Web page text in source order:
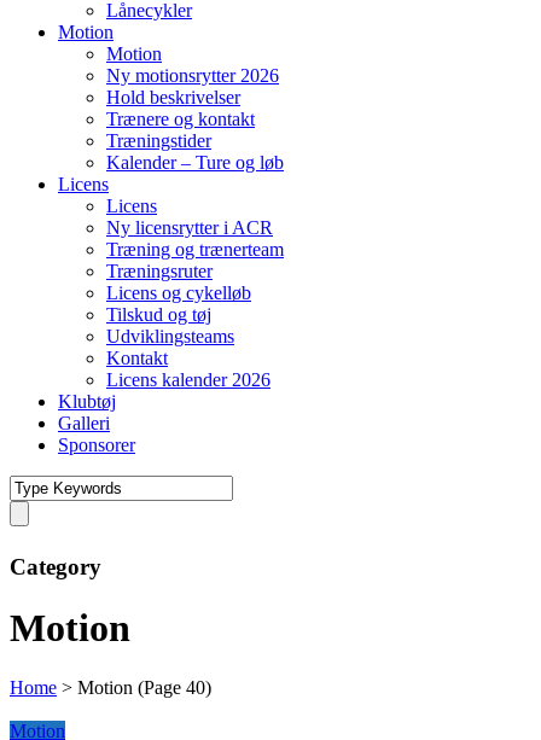
Lånecykler
Motion
Motion
Ny motionsrytter 2026
Hold beskrivelser
Trænere og kontakt
Træningstider
Kalender – Ture og løb
Licens
Licens
Ny licensrytter i ACR
Træning og trænerteam
Træningsruter
Licens og cykelløb
Tilskud og tøj
Udviklingsteams
Kontakt
Licens kalender 2026
Klubtøj
Galleri
Sponsorer
Category
Motion
Home > Motion (Page 40)
Motion